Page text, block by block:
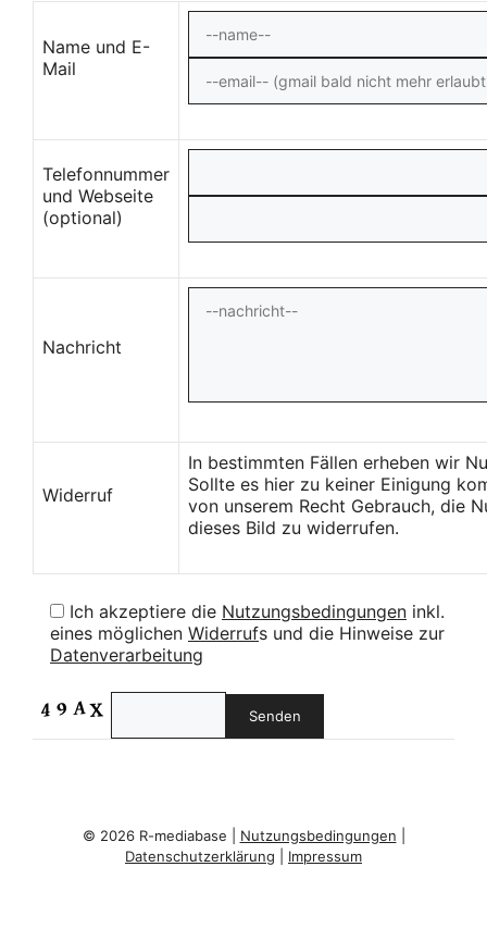
Name und E-
Mail
Telefonnummer
und Webseite
(optional)
Nachricht
Widerruf
In bestimmten Fällen erheben wir
Sollte es hier zu keiner Einigung
von unserem Recht Gebrauch, die
dieses Bild zu widerrufen.
Ich akzeptiere die Nutzungsbedingungen inkl.
eines möglichen Widerrufs und die Hinweise zur
Datenverarbeitung
© 2026 R-mediabase | Nutzungsbedingungen
Datenschutzerklärung
Impressum